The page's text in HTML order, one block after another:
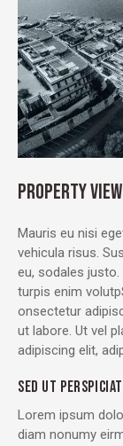
PROPERTY
Mauris eu nisi
vehicula risus.
eu, sodales
turpis enim
onsectetur
ut labore. Ut vel
adipiscing elit,
SED UT
Lorem ipsum
diam nonumy